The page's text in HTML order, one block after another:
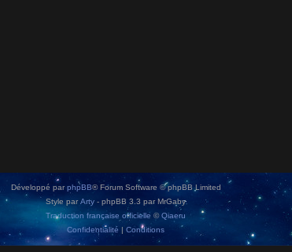
Développé parphpBB® Forum Software © phpBB Limited
Style par Arty - phpBB 3.3 par MrGaby
Traduction française officielle ©Qiaeru
Confidentialité | Conditions